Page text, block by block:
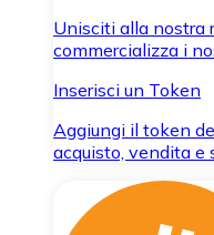
Unisciti alla nostra
commercializza i
Inserisci un Token
Aggiungi il token
acquisto, vendita e